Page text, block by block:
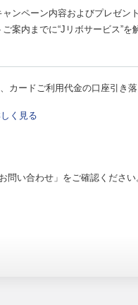
ンペーン内容およびプレゼン
案内までに“Jリボサービス”
カードご利用代金の口座引き
く見る
問い合わせ」をご確認ください